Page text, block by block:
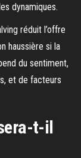
dynamiques.
réduit l’offre
haussière si la
du sentiment,
et de facteurs
t-il